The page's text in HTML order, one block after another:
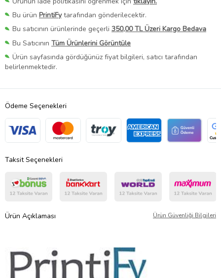
Bu ürün PrintiFytarafından gönderilecektir.
Bu satıcının ürünlerinde geçerli 350,00 TL Üzeri Kargo Bedava
Bu Satıcının Tüm Ürünlerini Görüntüle
Ürün sayfasında gördüğünüz fiyat bilgileri, satıcı tarafından
belirlenmektedir.
Ödeme Seçenekleri
Taksit Seçenekleri
Ürün Açıklaması Ürün Güvenliği Bilgileri